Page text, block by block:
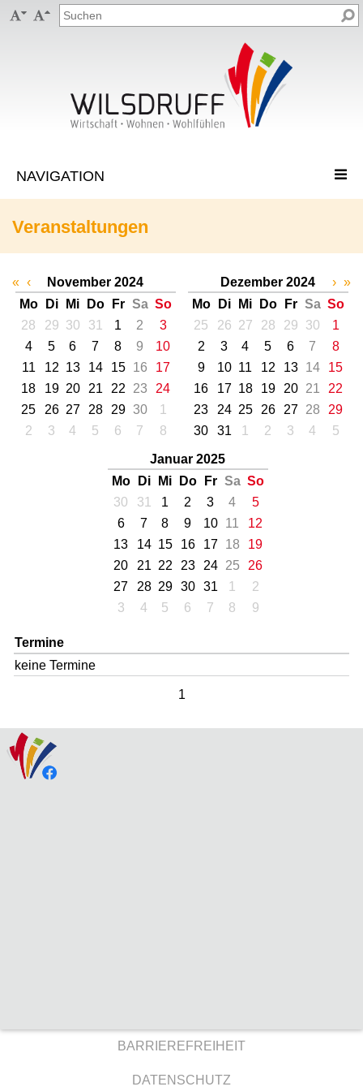
 
Veranstaltungen
« ‹
November 2024
Mo
Di Mi Do Fr Sa So
28
29 30 31 1 2
3
4
5 6 7 8 9
10
11
12 13 14 15 16
17
18
19 20 21 22 23
24
25
26 27 28 29 30
1
2
3 4 5 6 7 8
Dezember 2024
Mo
Di Mi Do Fr Sa So
25
26 27 28 29 30
1
2
3 4 5 6 7
8
9
10 11 12 13 14
15
16
17 18 19 20 21
22
23
24 25 26 27 28
29
30
31 1 2 3 4 5
Januar 2025
Mo
Di Mi Do Fr Sa So
30
31 1 2 3 4
5
6
7 8 9 10 11
12
13
14 15 16 17 18
19
20
21 22 23 24 25
26
27
28 29 30 31 1
2
3
4 5 6 7 8 9
› »
Termine
keine Termine
1
BARRIEREFREIHEIT
DATENSCHUTZ